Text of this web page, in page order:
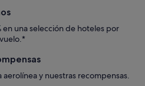
en una selección de hoteles por
aerolínea y nuestras recompensas.